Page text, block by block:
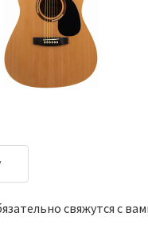
свяжутся с